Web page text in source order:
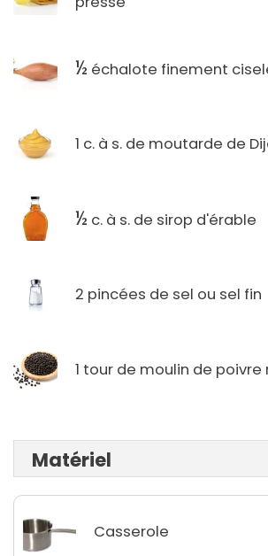
½ échalote finement
1 c. à s. de moutarde de
½ c. à s. de sirop d'érable
2 pincées de sel ou sel fin
1 tour de moulin de poivre
Matériel
Casserole